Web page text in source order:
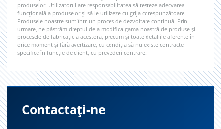
produselor. Utilizatorul are responsabilitatea să testeze adecvarea
funcțională a produselor și să le utilizeze cu grija corespunzătoare.
Produsele noastre sunt într-un proces de dezvoltare continuă. Prin
urmare, ne păstrăm dreptul de a modifica gama noastră de produse și
procesele de fabricație a acestora, precum și toate detaliile aferente în
orice moment și fără avertizare, cu condiția să nu existe contracte
specifice în funcție de client, cu prevederi contrare.
Contactați-ne